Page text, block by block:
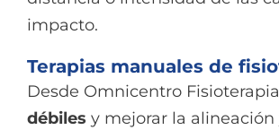
impacto.
Terapias manuales de
Desde Omnicentro
débiles y mejorar la